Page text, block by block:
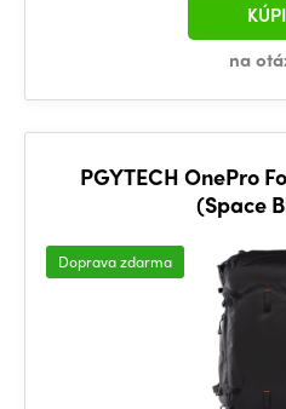
na
PGYTECH OnePro
(Space
Doprava zdarma